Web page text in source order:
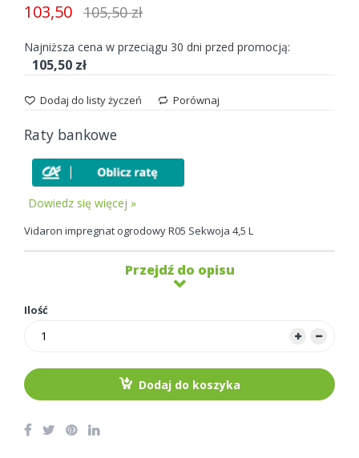
103,50 105,50 zł
Najniższa cena w przeciągu 30 dni przed promocją:
105,50 zł
Dodaj do listy życzeń Porównaj
Raty bankowe
Dowiedz się więcej »
Vidaron impregnat ogrodowy R05 Sekwoja 4,5 L
Przejdź do opisu
Ilość
Dodaj do koszyka